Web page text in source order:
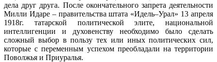
дела друг друга. После окончательного запрета деятельности
Милли Идаре – правительства штата «Идель–Урал» 13 апреля
1918г. татарской политической элите, национальной
интеллигенции и духовенству необходимо было сделать
сложный выбор в пользу тех или иных политических сил,
которые с переменным успехом преобладали на территории
Поволжья и Приуралья.